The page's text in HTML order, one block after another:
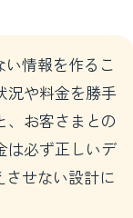
情報を作るこ
況や料金を勝手
、お客さまとの
は必ず正しいデ
させない設計に